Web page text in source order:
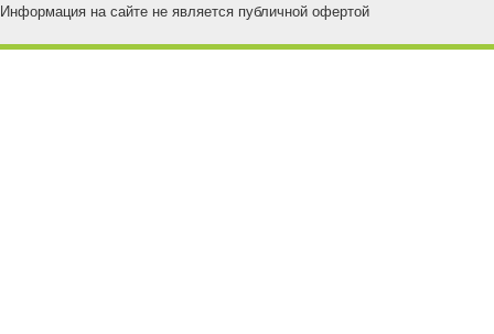
Информация на сайте не является публичной офертой